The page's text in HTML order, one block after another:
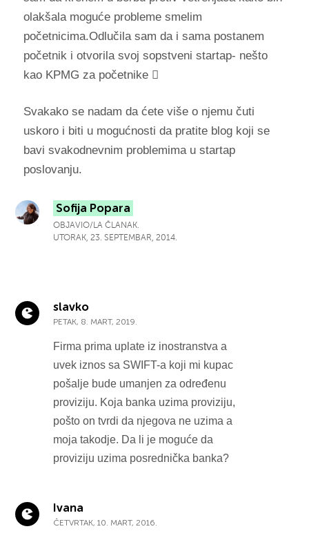
olakšala moguće probleme smelim
početnicima.Odlučila sam da i sama postanem
početnik i otvorila svoj sopstveni startap- nešto
kao KPMG za početnike 
Svakako se nadam da ćete više o njemu čuti
uskoro i biti u mogućnosti da pratite blog koji se
bavi svakodnevnim problemima u startap
poslovanju.
Sofija Popara
OBJAVIO/LA ČLANAK.
UTORAK, 23. SEPTEMBAR, 2014.
slavko
PETAK, 8. MART, 2019.
Firma prima uplate iz inostranstva a
uvek iznos sa SWIFT-a koji mi kupac
pošalje bude umanjen za određenu
proviziju. Koja banka uzima proviziju,
pošto on tvrdi da njegova ne uzima a
moja takodje. Da li je moguće da
proviziju uzima posrednička banka?
Ivana
ČETVRTAK, 10. MART, 2016.